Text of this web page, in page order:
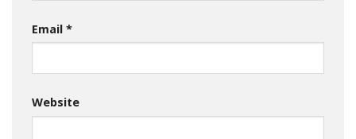
Email *
Website